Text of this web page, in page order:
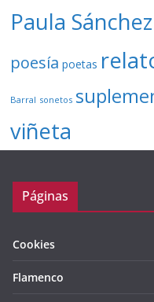
Paula
poesía poetas
Barral sonetos
viñeta
Páginas
Cookies
Flamenco